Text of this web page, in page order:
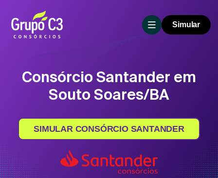
Simular
Consórcio Santander em
Souto Soares/BA
SIMULAR CONSÓRCIO SANTANDER